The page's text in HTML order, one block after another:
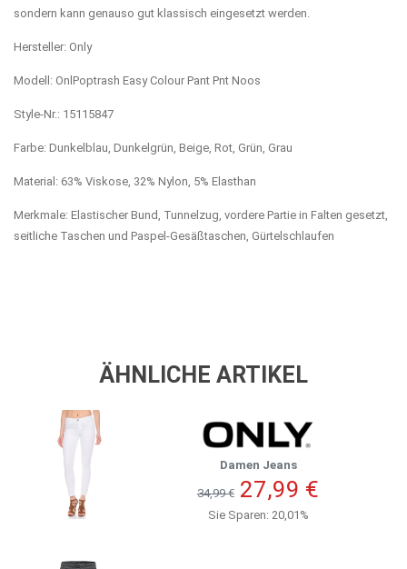
sondern kann genauso gut klassisch eingesetzt werden.
Hersteller: Only
Modell: OnlPoptrash Easy Colour Pant Pnt Noos
Style-Nr.: 15115847
Farbe: Dunkelblau, Dunkelgrün, Beige, Rot, Grün, Grau
Material: 63% Viskose, 32% Nylon, 5% Elasthan
Merkmale: Elastischer Bund, Tunnelzug, vordere Partie in Falten gesetzt,
seitliche Taschen und Paspel-Gesäßtaschen, Gürtelschlaufen
ÄHNLICHE ARTIKEL
Damen Jeans
34,99 € 27,99 €
Sie Sparen: 20,01%